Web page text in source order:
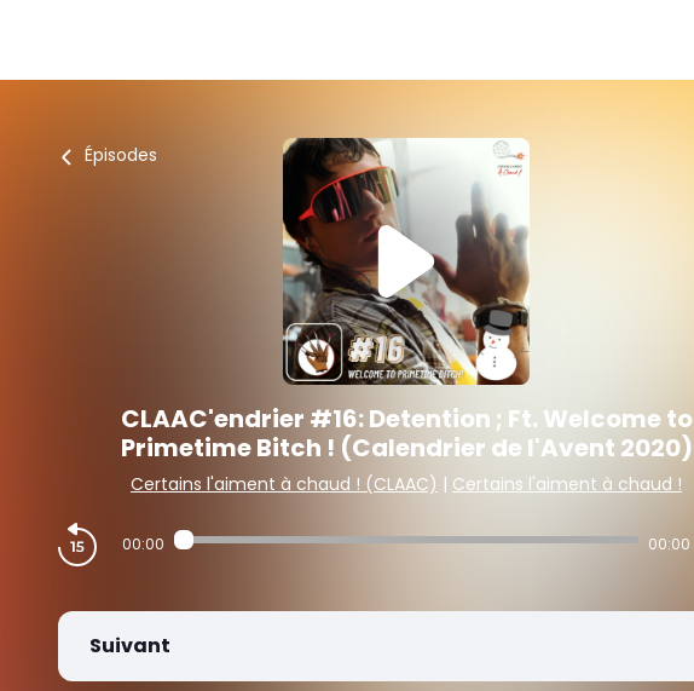
Épisodes
CLAAC'endrier #16: Detention ; Ft. Welcome to
Primetime Bitch ! (Calendrier de l'Avent 2020)
Certains l'aiment à chaud ! (CLAAC) | Certains l'aiment à chaud !
00:00 00:00
Suivant